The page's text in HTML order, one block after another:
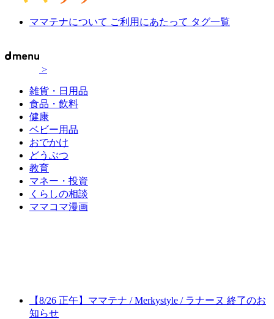
ママテナについて ご利用にあたって タグ一覧
>
雑貨・日用品
食品・飲料
健康
ベビー用品
おでかけ
どうぶつ
教育
マネー・投資
くらしの相談
ママコマ漫画
【8/26 正午】ママテナ / Merkystyle / ラナーヌ 終了のお
知らせ